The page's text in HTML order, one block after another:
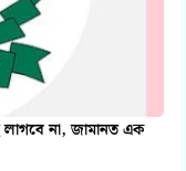
লাগবে না, জামানত এক